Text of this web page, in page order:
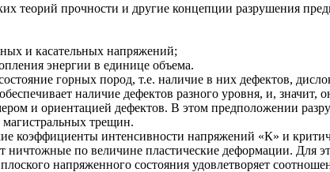
теорий прочности и другие концепции разрушения
и касательных напряжений;
энергии в единице объема.
горных пород, т.е. наличие в них дефектов,
наличие дефектов разного уровня, и,
и ориентацией дефектов. В этом предположении
магистральных трещин.
коэффициенты интенсивности напряжений «К» и
по величине пластические деформации. Для
напряженного состояния удовлетворяет